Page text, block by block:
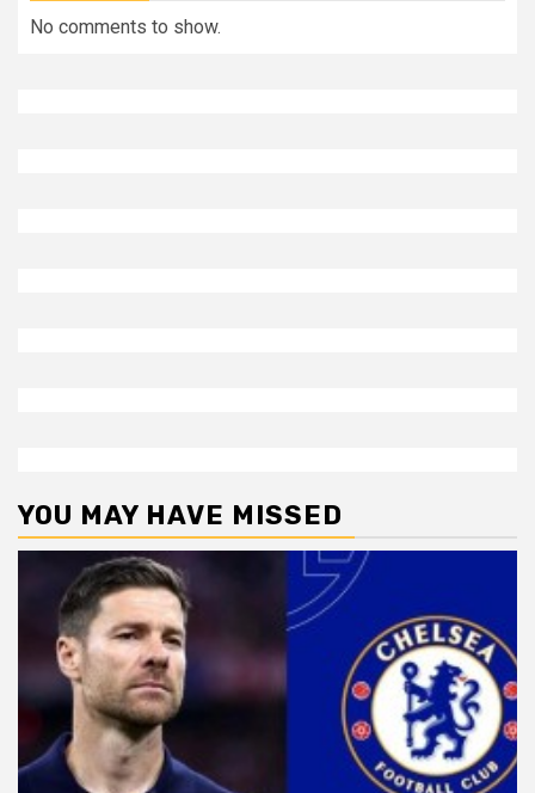
No comments to show.
YOU MAY HAVE MISSED